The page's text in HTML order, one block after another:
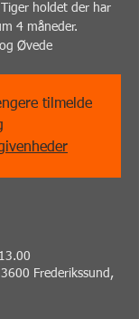
holdet der har
4 måneder.
Øvede
tilmelde
Frederikssund,